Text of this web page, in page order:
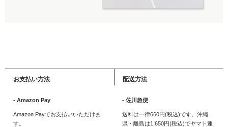
お支払い方法
- Amazon Pay
Amazon Payでお支払いいただけま
す。
配送方法
- 佐川急便
送料は一律660円(税込)です。沖縄
県・離島は1,650円(税込)でヤマト運